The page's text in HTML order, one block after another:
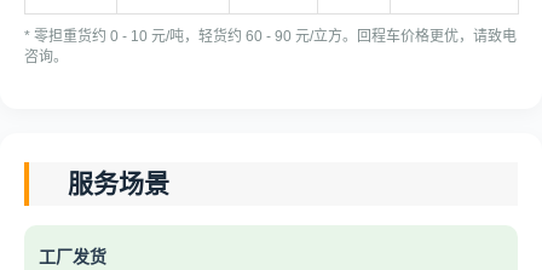
* 零担重货约 0 - 10 元/吨，轻货约 60 - 90 元/立方。回程车价格更优，请致电
咨询。
服务场景
工厂发货